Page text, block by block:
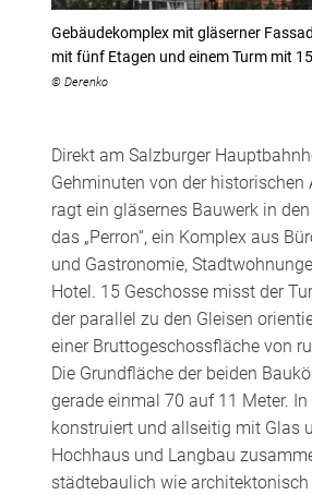
Gebäudekomplex mit gläserner
mit fünf Etagen und einem Turm mit
© Derenko
Direkt am Salzburger
Gehminuten von der historischen
ragt ein gläsernes Bauwerk in
das „Perron“, ein Komplex aus
und Gastronomie,
Hotel. 15 Geschosse misst der
der parallel zu den Gleisen
einer Bruttogeschossfläche von
Die Grundfläche der beiden
gerade einmal 70 auf 11 Meter.
konstruiert und allseitig mit Glas
Hochhaus und Langbau
städtebaulich wie